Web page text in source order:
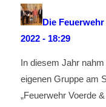
Die
2022 - 18:29
In diesem Jahr
eigenen Gruppe am
„Feuerwehr Voerde